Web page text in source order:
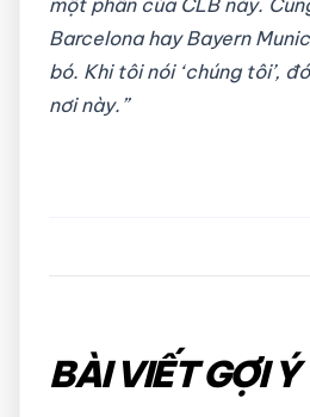
Barcelona hay Bayern
bó. Khi tôi nói ‘chúng tôi’,
nơi này.”
BÀI VIẾT GỢI Ý